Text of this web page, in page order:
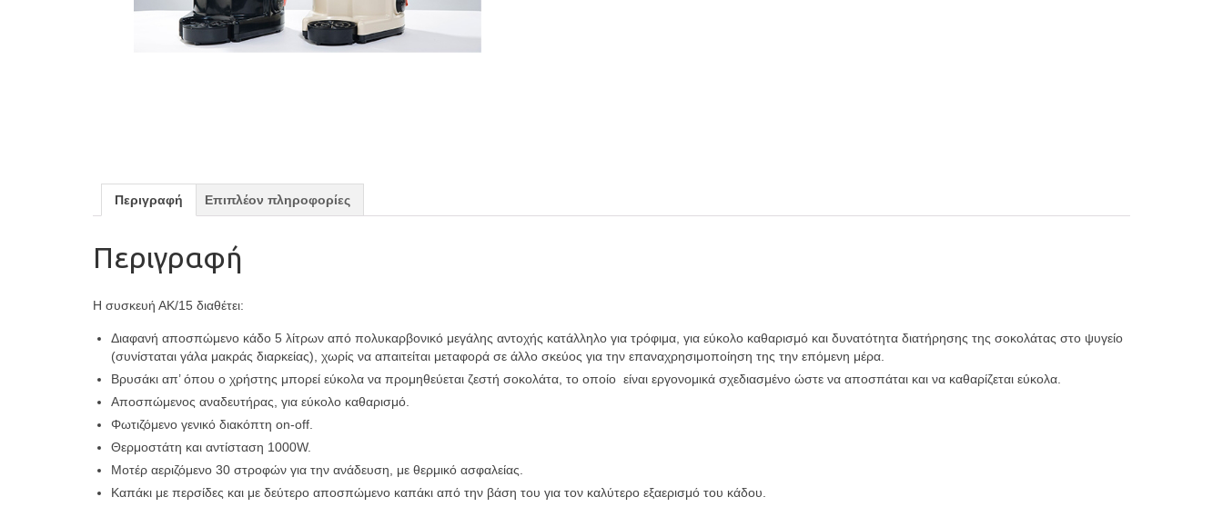
Περιγραφή Επιπλέον πληροφορίες
Περιγραφή
Η συσκευή ΑΚ/15 διαθέτει:
Διαφανή αποσπώμενο κάδο 5 λίτρων από πολυκαρβονικό μεγάλης αντοχής κατάλληλο για τρόφιμα, για εύκολο καθαρισμό και δυνατότητα διατήρησης της σοκολάτας στο ψυγείο
(συνίσταται γάλα μακράς διαρκείας), χωρίς να απαιτείται μεταφορά σε άλλο σκεύος για την επαναχρησιμοποίηση της την επόμενη μέρα.
Βρυσάκι απ’ όπου ο χρήστης μπορεί εύκολα να προμηθεύεται ζεστή σοκολάτα, το οποίο είναι εργονομικά σχεδιασμένο ώστε να αποσπάται και να καθαρίζεται εύκολα.
Αποσπώμενος αναδευτήρας, για εύκολο καθαρισμό.
Φωτιζόμενο γενικό διακόπτη on-off.
Θερμοστάτη και αντίσταση 1000W.
Μοτέρ αεριζόμενο 30 στροφών για την ανάδευση, με θερμικό ασφαλείας.
Καπάκι με περσίδες και με δεύτερο αποσπώμενο καπάκι από την βάση του για τον καλύτερο εξαερισμό του κάδου.